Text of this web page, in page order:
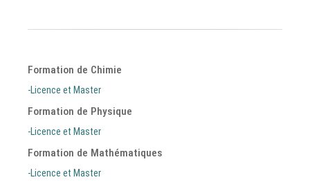
Formation de Chimie
-Licence et Master
Formation de Physique
-Licence et Master
Formation de Mathématiques
-Licence et Master